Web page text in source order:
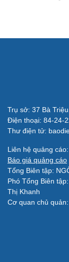
Quân sự - Quốc
Vũ khí
Việt Nam
Phân tích
Trụ sở: 37 Bà
Điện thoại: 84-24-
Thư điện tử:
Liên hệ quảng
Báo giá quảng cáo
Tổng Biên tập:
Phó Tổng Biên
Thị Khanh
Cơ quan chủ